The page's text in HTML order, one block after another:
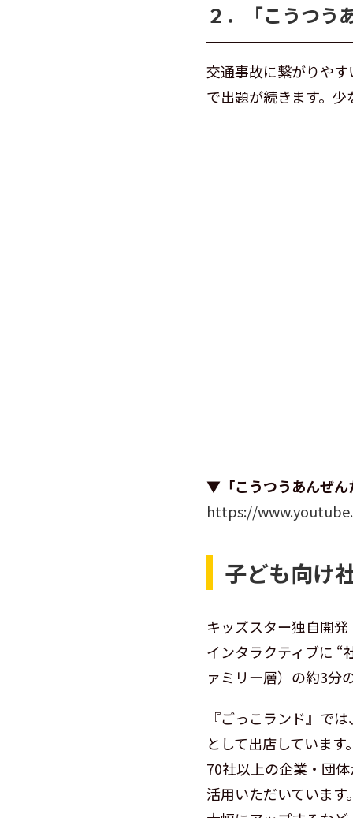
２．「こうつう
交通事故に繋がりや
で出題が続きます。少
▼「こうつうあんぜん
https://
子ども向け
キッズスター独自開発
インタラクティブに “
ァミリー層）の約3分
『ごっこランド』で
として出店していま
70社以上の企業・団
活用いただいていま